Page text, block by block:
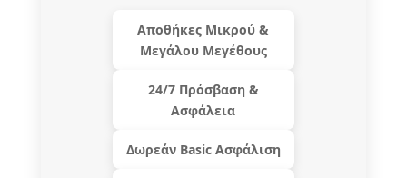
Αποθήκες Μικρού &
Μεγάλου Μεγέθους
24/7 Πρόσβαση &
Ασφάλεια
Δωρεάν Basic Ασφάλιση